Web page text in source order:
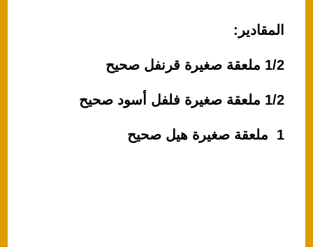
المقادير:
1/2 ملعقة صغيرة قرنفل صحيح
1/2 ملعقة صغيرة فلفل أسود صحيح
1 ملعقة صغيرة هيل صحيح